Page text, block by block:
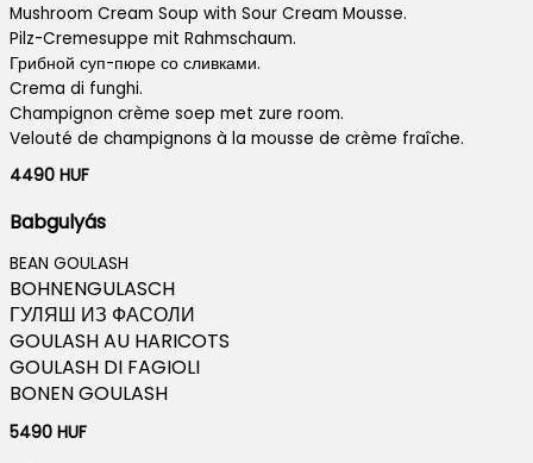
Mushroom Cream Soup with Sour Cream Mousse.
Pilz-Cremesuppe mit Rahmschaum.
Грибной суп-пюре со сливками.
Crema di funghi.
Champignon crème soep met zure room.
Velouté de champignons à la mousse de crème fraîche.
4490 HUF
Babgulyás
BEAN GOULASH
BOHNENGULASCH
ГУЛЯШ ИЗ ФАСОЛИ
GOULASH AU HARICOTS
GOULASH DI FAGIOLI
BONEN GOULASH
5490 HUF